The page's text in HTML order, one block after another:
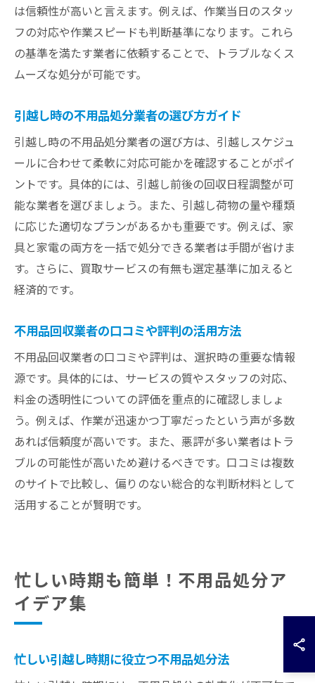
は信頼性が高いと言えます。例えば、作業当日のスタッ
フの対応や作業スピードも判断基準になります。これら
の基準を満たす業者に依頼することで、トラブルなくス
ムーズな処分が可能です。
引越し時の不用品処分業者の選び方ガイド
引越し時の不用品処分業者の選び方は、引越しスケジュ
ールに合わせて柔軟に対応可能かを確認することがポイ
ントです。具体的には、引越し前後の回収日程調整が可
能な業者を選びましょう。また、引越し荷物の量や種類
に応じた適切なプランがあるかも重要です。例えば、家
具と家電の両方を一括で処分できる業者は手間が省けま
す。さらに、買取サービスの有無も選定基準に加えると
経済的です。
不用品回収業者の口コミや評判の活用方法
不用品回収業者の口コミや評判は、選択時の重要な情報
源です。具体的には、サービスの質やスタッフの対応、
料金の透明性についての評価を重点的に確認しましょ
う。例えば、作業が迅速かつ丁寧だったという声が多数
あれば信頼度が高いです。また、悪評が多い業者はトラ
ブルの可能性が高いため避けるべきです。口コミは複数
のサイトで比較し、偏りのない総合的な判断材料として
活用することが賢明です。
忙しい時期も簡単！不用品処分ア
イデア集
忙しい引越し時期に役立つ不用品処分法